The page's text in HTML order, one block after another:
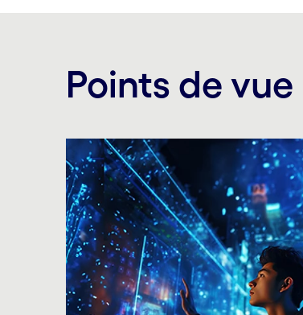
Points de vue
Carousel starts